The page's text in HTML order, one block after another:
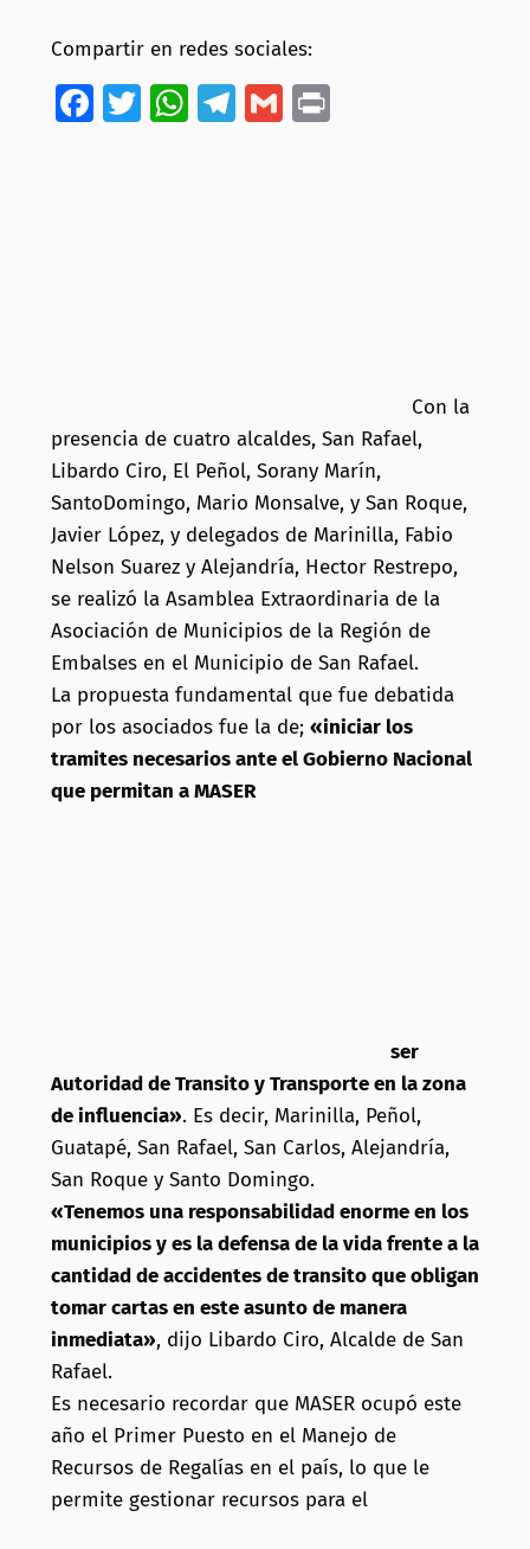
Compartir en redes sociales:
Facebook
Twitter
WhatsApp
Telegram
Gmail
Con la
presencia de cuatro alcaldes, San Rafael,
Libardo Ciro, El Peñol, Sorany Marín,
SantoDomingo, Mario Monsalve, y San Roque,
Javier López, y delegados de Marinilla, Fabio
Nelson Suarez y Alejandría, Hector Restrepo,
se realizó la Asamblea Extraordinaria de la
Asociación de Municipios de la Región de
Embalses en el Municipio de San Rafael.
La propuesta fundamental que fue debatida
por los asociados fue la de; «iniciar los
tramites necesarios ante el Gobierno Nacional
que permitan a MASER
ser
Autoridad de Transito y Transporte en la zona
de influencia». Es decir, Marinilla, Peñol,
Guatapé, San Rafael, San Carlos, Alejandría,
San Roque y Santo Domingo.
«Tenemos una responsabilidad enorme en los
municipios y es la defensa de la vida frente a la
cantidad de accidentes de transito que obligan
tomar cartas en este asunto de manera
inmediata», dijo Libardo Ciro, Alcalde de San
Rafael.
Es necesario recordar que MASER ocupó este
año el Primer Puesto en el Manejo de
Recursos de Regalías en el país, lo que le
permite gestionar recursos para el